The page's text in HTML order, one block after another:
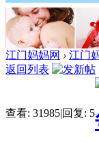
江门妈妈网 › 江门
返回列表
查看: 31985|回复: 5